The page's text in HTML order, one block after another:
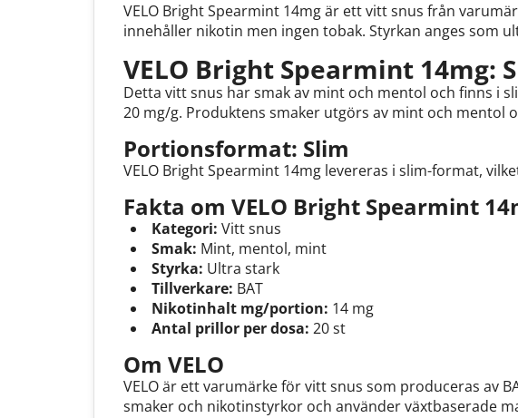
VELO Bright Spearmint 14mg är ett vitt snus från
innehåller nikotin men ingen tobak. Styrkan anges som
VELO Bright Spearmint 14mg:
Detta vitt snus har smak av mint och mentol och finns i
20 mg/g. Produktens smaker utgörs av mint och mentol
Portionsformat: Slim
VELO Bright Spearmint 14mg levereras i slim-format,
Fakta om VELO Bright Spearmint
Kategori: Vitt snus
Smak: Mint, mentol, mint
Styrka: Ultra stark
Tillverkare: BAT
Nikotinhalt mg/portion: 14 mg
Antal prillor per dosa: 20 st
Om VELO
VELO är ett varumärke för vitt snus som produceras av
smaker och nikotinstyrkor och använder växtbaserade